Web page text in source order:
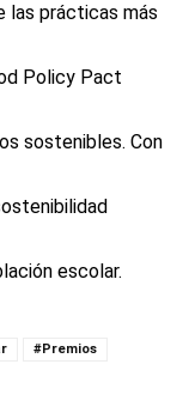
las prácticas más
Policy Pact
sostenibles. Con
escolar.
#Premios